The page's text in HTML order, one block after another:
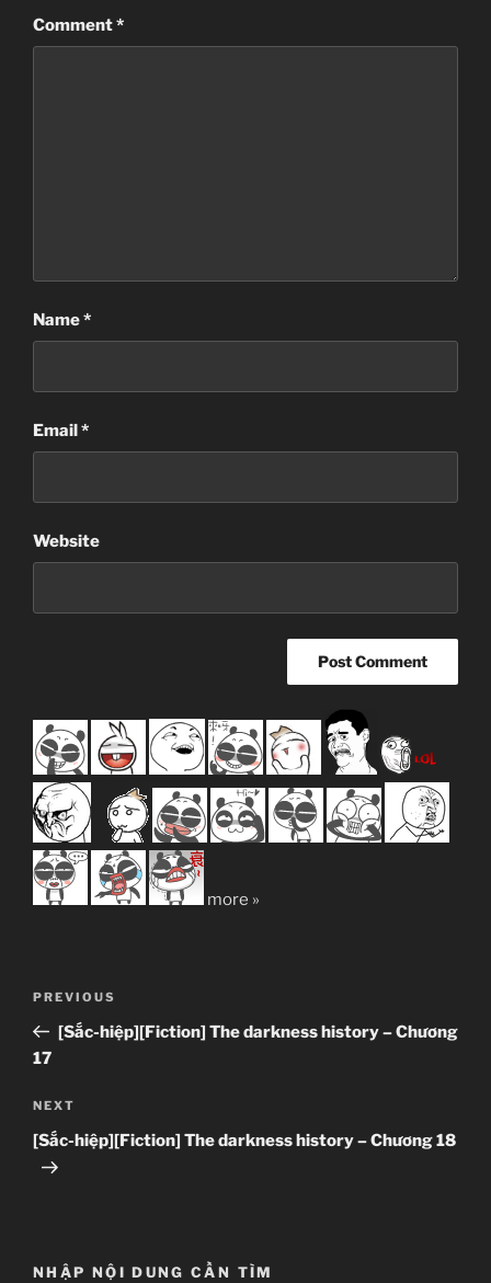
Comment*
Name*
Email*
Website
more »
Previous
Post
PREVIOUS
[Sắc-hiệp][Fiction] The darkness history – Chương
17
Next
Post
NEXT
[Sắc-hiệp][Fiction] The darkness history – Chương 18
NHẬP NỘI DUNG CẦN TÌM